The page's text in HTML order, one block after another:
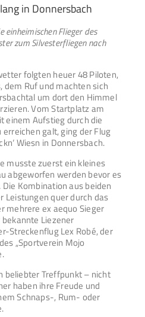
in Donnersbach
Flieger des
zum Silvesterfliegen nach
folgten heuer 48 Piloten,
dem Ruf und machten sich
um dort den Himmel
Vom Startplatz am
einem Aufstieg durch die
galt, ging der Flug
Wiesn in Donnersbach.
musste zuerst ein kleines
abgeworfen werden bevor es
Kombination aus beiden
Leistungen quer durch das
mehrere ex aequo Sieger
Liezener
Streckenflug Lex Robé, der
„Sportverein Mojo
beliebter Treffpunkt – nicht
haben ihre Freude und
Schnaps-, Rum- oder